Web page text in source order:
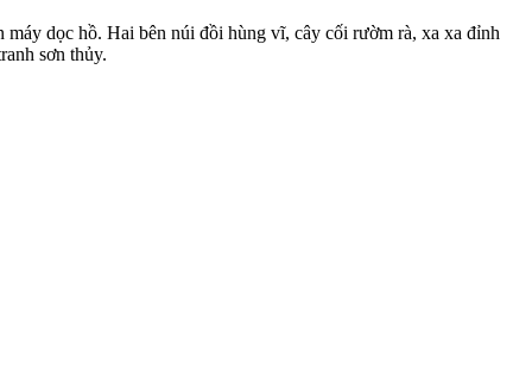
dọc hồ. Hai bên núi đồi hùng vĩ, cây cối rườm rà, xa xa đỉnh
sơn thủy.